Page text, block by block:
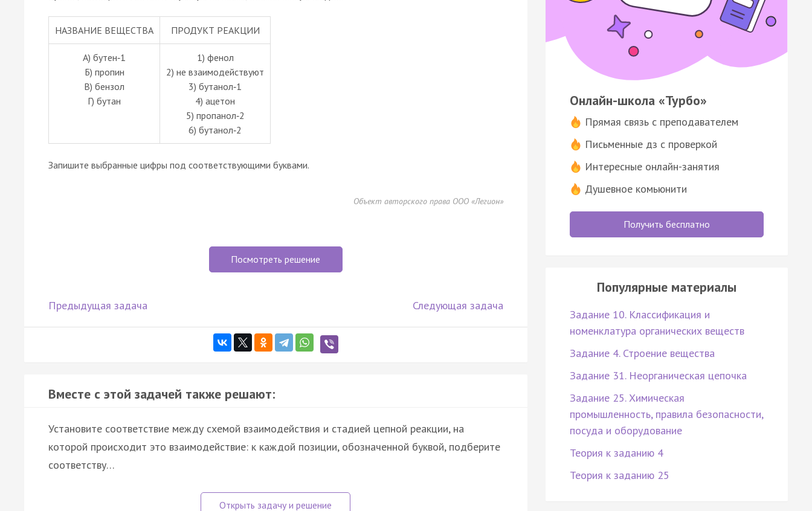
НАЗВАНИЕ ВЕЩЕСТВА ПРОДУКТ РЕАКЦИИ
А) бутен‑1
Б) пропин
В) бензол
Г) бутан
1) фенол
2) не взаимодействуют
3) бутанол‑1
4) ацетон
5) пропанол‑2
6) бутанол‑2
Запишите выбранные цифры под соответствующими буквами.
Объект авторского права ООО «Легион»
Посмотреть решение
Предыдущая задача Следующая задача
Вместе с этой задачей также решают:
Установите соответствие между схемой взаимодействия и стадией цепной реакции, на
которой происходит это взаимодействие: к каждой позиции, обозначенной буквой, подберите
соответству…
Онлайн-школа «Турбо»
Прямая связь с преподавателем
Письменные дз с проверкой
Интересные онлайн-занятия
Душевное комьюнити
Получить бесплатно
Популярные материалы
Задание 10. Классификация и
номенклатура органических веществ
Задание 4. Строение вещества
Задание 31. Неорганическая цепочка
Задание 25. Химическая
промышленность, правила безопасности,
посуда и оборудование
Теория к заданию 4
Теория к заданию 25